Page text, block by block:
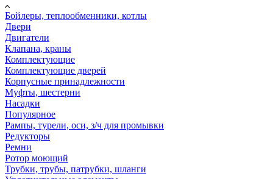
Бойлеры, теплообменники, котлы
Двери
Двигатели
Клапана, краны
Комплектующие
Комплектующие дверей
Корпусные принадлежности
Муфты, шестерни
Насадки
Популярное
Рампы, турели, оси, з/ч для промывки
Редукторы
Ремни
Ротор моющий
Трубки, трубы, патрубки, шланги